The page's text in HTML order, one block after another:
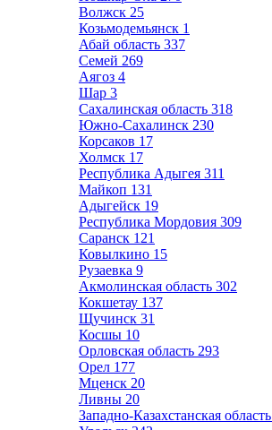
Волжск 25
Козьмодемьянск 1
Абай область 337
Семей 269
Аягоз 4
Шар 3
Сахалинская область 318
Южно-Сахалинск 230
Корсаков 17
Холмск 17
Республика Адыгея 311
Майкоп 131
Адыгейск 19
Республика Мордовия 309
Саранск 121
Ковылкино 15
Рузаевка 9
Акмолинская область 302
Кокшетау 137
Щучинск 31
Косшы 10
Орловская область 293
Орел 177
Мценск 20
Ливны 20
Западно-Казахстанская область